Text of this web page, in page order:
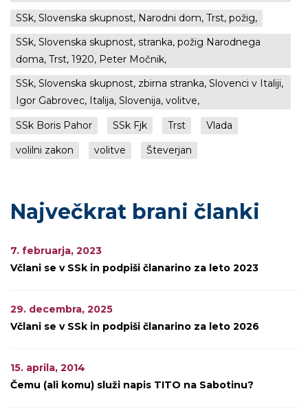
SSk, Slovenska skupnost, Narodni dom, Trst, požig,
SSk, Slovenska skupnost, stranka, požig Narodnega
doma, Trst, 1920, Peter Močnik,
SSk, Slovenska skupnost, zbirna stranka, Slovenci v Italiji,
Igor Gabrovec, Italija, Slovenija, volitve,
SSk Boris Pahor
SSk Fjk Trst
Vlada
volilni zakon
volitve Števerjan
Največkrat brani članki
7. februarja, 2023
Včlani se v SSk in podpiši članarino za leto 2023
29. decembra, 2025
Včlani se v SSk in podpiši članarino za leto 2026
15. aprila, 2014
Čemu (ali komu) služi napis TITO na Sabotinu?